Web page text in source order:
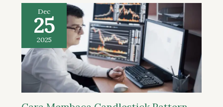
Dec
25
2025